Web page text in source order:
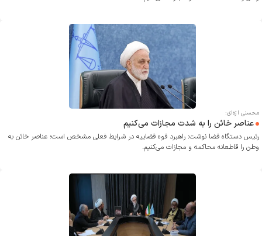
محسنی اژه‌ای:
عناصر خائن را به شدت مجازات می‌کنیم
رئیس دستگاه قضا نوشت: راهبرد قوه قضاییه در شرایط فعلی مشخص است؛ عناصر خائن به
وطن را قاطعانه محاکمه و مجازات می‌کنیم.